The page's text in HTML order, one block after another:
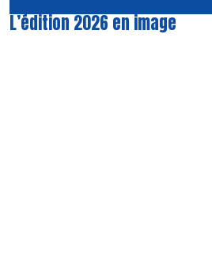
L’édition 2026 en image